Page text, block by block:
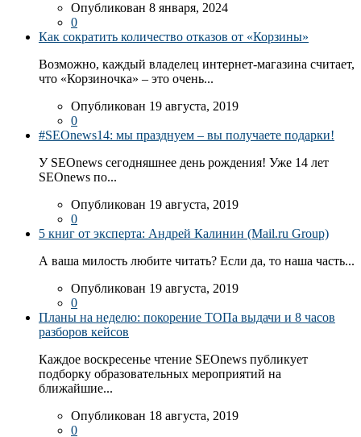
Опубликован 8 января, 2024
0
Как сократить количество отказов от «Корзины»
Возможно, каждый владелец интернет-магазина считает,
что «Корзиночка» – это очень...
Опубликован 19 августа, 2019
0
#SEOnews14: мы празднуем – вы получаете подарки!
У SEOnews сегодняшнее день рождения! Уже 14 лет
SEOnews по...
Опубликован 19 августа, 2019
0
5 книг от эксперта: Андрей Калинин (Mail.ru Group)
А ваша милость любите читать? Если да, то наша часть...
Опубликован 19 августа, 2019
0
Планы на неделю: покорение ТОПа выдачи и 8 часов
разборов кейсов
Каждое воскресенье чтение SEOnews публикует
подборку образовательных мероприятий на
ближайшие...
Опубликован 18 августа, 2019
0